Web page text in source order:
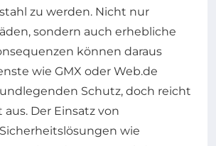
zu werden. Nicht nur
sondern auch erhebliche
können daraus
wie GMX oder Web.de
Schutz, doch reicht
Der Einsatz von
wie